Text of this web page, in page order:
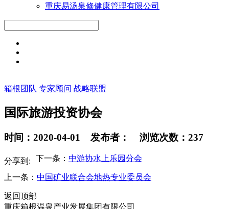
重庆易汤泉修健康管理有限公司
箱根团队 专家顾问 战略联盟
国际旅游投资协会
时间：2020-04-01 发布者： 浏览次数：237
分享到: 下一条： 中游协水上乐园分会
上一条： 中国矿业联合会地热专业委员会
返回顶部
重庆箱根温泉产业发展集团有限公司